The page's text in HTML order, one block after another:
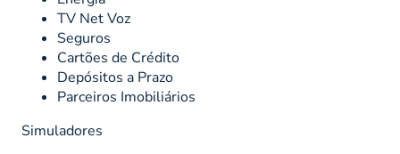
TV Net Voz
Seguros
Cartões de Crédito
Depósitos a Prazo
Parceiros Imobiliários
Simuladores